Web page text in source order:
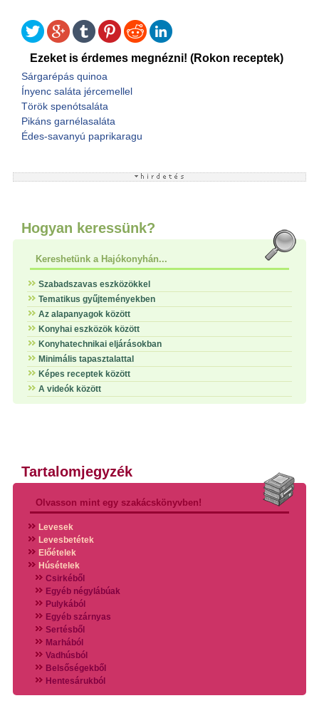
Ezeket is érdemes megnézni! (Rokon receptek)
Sárgarépás quinoa
Ínyenc saláta jércemellel
Török spenótsaláta
Pikáns garnélasaláta
Édes-savanyú paprikaragu
Hogyan keressünk?
Kereshetünk a Hajókonyhán...
Szabadszavas eszközökkel
Tematikus gyűjteményekben
Az alapanyagok között
Konyhai eszközök között
Konyhatechnikai eljárásokban
Minimális tapasztalattal
Képes receptek között
A videók között
Tartalomjegyzék
Olvasson mint egy szakácskönyvben!
Levesek
Levesbetétek
Előételek
Húsételek
Csirkéből
Egyéb négylábúak
Pulykából
Egyéb szárnyas
Sertésből
Marhából
Vadhúsból
Belsőségekből
Hentesárukból
Vadszárnyasokból